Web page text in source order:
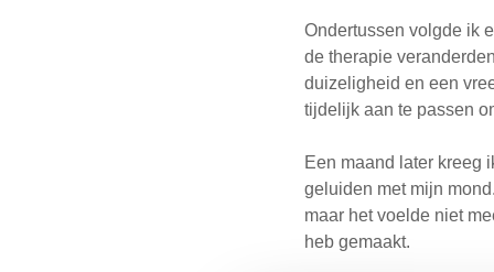
Ondertussen volgde ik
de therapie
duizeligheid en een
tijdelijk aan te passen
Een maand later kreeg
geluiden met mijn
maar het voelde niet
heb gemaakt.